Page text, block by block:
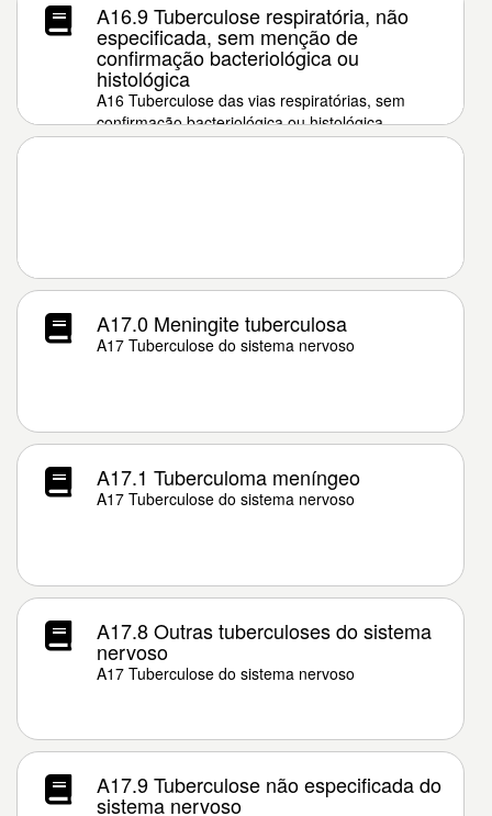
A16.9 Tuberculose respiratória, não
especificada, sem menção de
confirmação bacteriológica ou
histológica
A16 Tuberculose das vias respiratórias, sem
confirmação bacteriológica ou histológica
A17.0 Meningite tuberculosa
A17 Tuberculose do sistema nervoso
A17.1 Tuberculoma meníngeo
A17 Tuberculose do sistema nervoso
A17.8 Outras tuberculoses do sistema
nervoso
A17 Tuberculose do sistema nervoso
A17.9 Tuberculose não especificada do
sistema nervoso